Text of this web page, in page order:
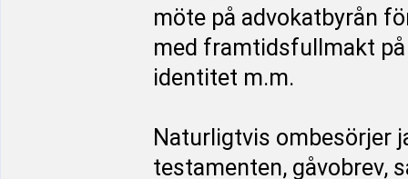
möte på advokatbyrån
med framtidsfullmakt
identitet m.m.
Naturligtvis ombesörjer
testamenten, gåvobrev,